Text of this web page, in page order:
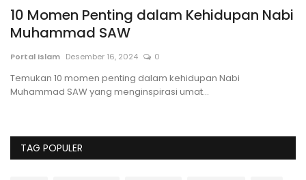
10 Momen Penting dalam Kehidupan Nabi
Muhammad SAW
Portal Islam Desember 16, 2024 0
Temukan 10 momen penting dalam kehidupan Nabi
Muhammad SAW yang menginspirasi umat...
TAG POPULER